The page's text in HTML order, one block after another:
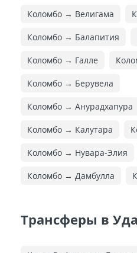
Коломбо → Велигама
Коломбо → Балапития
Коломбо → Галле
Коломбо → Берувела
Коломбо → Анурадхапура
Коломбо → Калутара
Коломбо → Нувара-Элия
Коломбо → Дамбулла
Трансферы в